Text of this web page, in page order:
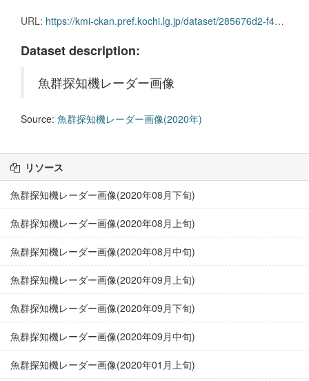
URL: https://kmi-ckan.pref.kochi.lg.jp/dataset/285676d2-f4c1-41d1-96ed-99d6747533d5/resource/00676b1c-2108-4379-a62c-1d690e114d21/download/gyoguntanchikireedaagazou2020nen07-joujun.zip
Dataset description:
魚群探知機レーダー画像
Source: 魚群探知機レーダー画像(2020年)
リソース
魚群探知機レーダー画像(2020年08月下旬)
魚群探知機レーダー画像(2020年08月上旬)
魚群探知機レーダー画像(2020年08月中旬)
魚群探知機レーダー画像(2020年09月上旬)
魚群探知機レーダー画像(2020年09月下旬)
魚群探知機レーダー画像(2020年09月中旬)
魚群探知機レーダー画像(2020年01月上旬)